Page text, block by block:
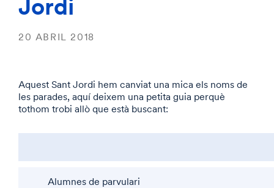
20 ABRIL 2018
Aquest Sant Jordi hem canviat una mica els noms de
les parades, aquí deixem una petita guia perquè
tothom trobi allò que està buscant:
Alumnes de parvulari